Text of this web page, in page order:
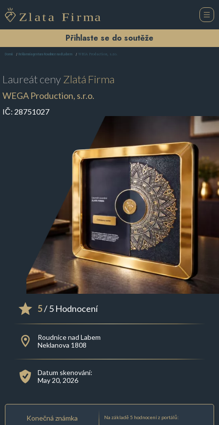
Přihlaste se do soutěže
Domů Reklamní agentura Roudnice nad Labem WEGA Production, s.r.o.
Laureát cenyZlatá Firma
WEGA Production, s.r.o.
IČ: 28751027
5/ 5 Hodnocení
Roudnice nad Labem
Neklanova 1808
Datum skenování:
May 20, 2026
Konečná známka Na základě 5 hodnocení z portálů: